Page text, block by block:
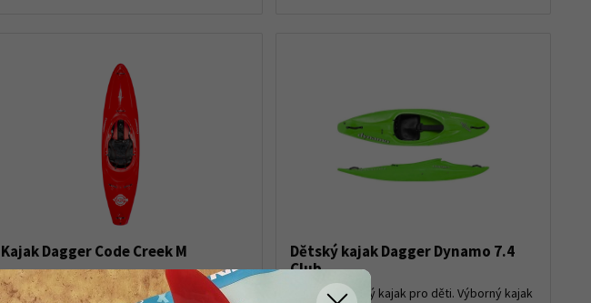
Kajak Dagger Code Creek M
Dagger Code je zbrusu nový kajak, má
výrazné prohnutí pro jízdu po vlnách a ostré
Dětský kajak Dagger Dynamo 7.4
Club
Lety osvědčený kajak pro děti. Výborný kajak